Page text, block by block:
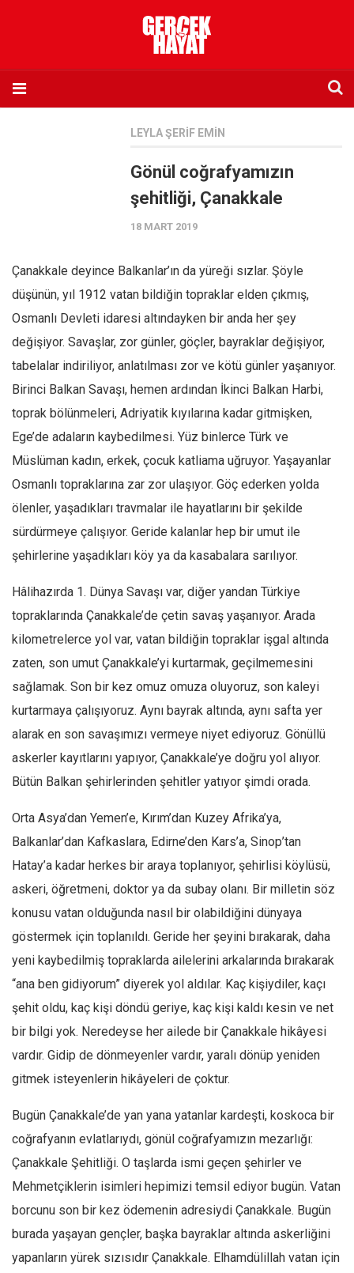
Abone olmak istiyorum
Sosyal Medya
Twitter
Facebook
Instagram
YouTube
Editörden
Mahmut Toptaş
Yvonne Ridley
Hasanali Yıldırım
Leyla Şerif Emin
Selçuk Türkyılmaz
Mehmet Ali Tekin
Abir E. Nahas
Amina S. Jenenkovic
Bağdagül Öz
Esra Elönü
» Yazar arşivi
Bu Sayı
Tüm Sayılar
Kültür Sanat
Kitap
Karisi kitap sualleri
7 soruda bu hafta
Ekonomi
Spor
Manzara
Sağlık
Gıda-Beslenme
Hayat
Türkiye
Siyaset
LEYLA ŞERIF EMIN
Gönül coğrafyamızın
şehitliği, Çanakkale
18 MART 2019
Çanakkale deyince Balkanlar’ın da yüreği sızlar. Şöyle
düşünün, yıl 1912 vatan bildiğin topraklar elden çıkmış,
Osmanlı Devleti idaresi altındayken bir anda her şey
değişiyor. Savaşlar, zor günler, göçler, bayraklar değişiyor,
tabelalar indiriliyor, anlatılması zor ve kötü günler yaşanıyor.
Birinci Balkan Savaşı, hemen ardından İkinci Balkan Harbi,
toprak bölünmeleri, Adriyatik kıyılarına kadar gitmişken,
Ege’de adaların kaybedilmesi. Yüz binlerce Türk ve
Müslüman kadın, erkek, çocuk katliama uğruyor. Yaşayanlar
Osmanlı topraklarına zar zor ulaşıyor. Göç ederken yolda
ölenler, yaşadıkları travmalar ile hayatlarını bir şekilde
sürdürmeye çalışıyor. Geride kalanlar hep bir umut ile
şehirlerine yaşadıkları köy ya da kasabalara sarılıyor.
Hâlihazırda 1. Dünya Savaşı var, diğer yandan Türkiye
topraklarında Çanakkale’de çetin savaş yaşanıyor. Arada
kilometrelerce yol var, vatan bildiğin topraklar işgal altında
zaten, son umut Çanakkale’yi kurtarmak, geçilmemesini
sağlamak. Son bir kez omuz omuza oluyoruz, son kaleyi
kurtarmaya çalışıyoruz. Aynı bayrak altında, aynı safta yer
alarak en son savaşımızı vermeye niyet ediyoruz. Gönüllü
askerler kayıtlarını yapıyor, Çanakkale’ye doğru yol alıyor.
Bütün Balkan şehirlerinden şehitler yatıyor şimdi orada.
Orta Asya’dan Yemen’e, Kırım’dan Kuzey Afrika’ya,
Balkanlar’dan Kafkaslara, Edirne’den Kars’a, Sinop’tan
Hatay’a kadar herkes bir araya toplanıyor, şehirlisi köylüsü,
askeri, öğretmeni, doktor ya da subay olanı. Bir milletin söz
konusu vatan olduğunda nasıl bir olabildiğini dünyaya
göstermek için toplanıldı. Geride her şeyini bırakarak, daha
yeni kaybedilmiş topraklarda ailelerini arkalarında bırakarak
“ana ben gidiyorum” diyerek yol aldılar. Kaç kişiydiler, kaçı
şehit oldu, kaç kişi döndü geriye, kaç kişi kaldı kesin ve net
bir bilgi yok. Neredeyse her ailede bir Çanakkale hikâyesi
vardır. Gidip de dönmeyenler vardır, yaralı dönüp yeniden
gitmek isteyenlerin hikâyeleri de çoktur.
Bugün Çanakkale’de yan yana yatanlar kardeşti, koskoca bir
coğrafyanın evlatlarıydı, gönül coğrafyamızın mezarlığı:
Çanakkale Şehitliği. O taşlarda ismi geçen şehirler ve
Mehmetçiklerin isimleri hepimizi temsil ediyor bugün. Vatan
borcunu son bir kez ödemenin adresiydi Çanakkale. Bugün
burada yaşayan gençler, başka bayraklar altında askerliğini
yapanların yürek sızısıdır Çanakkale. Elhamdülillah vatan için